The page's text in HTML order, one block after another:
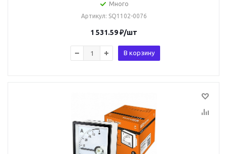
Много
Артикул: SQ1102-0076
1 531.59₽/шт
В корзину